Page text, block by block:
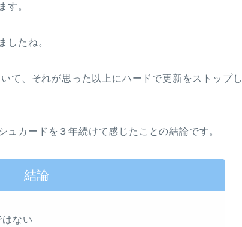
す。
したね。
て、それが思った以上にハードで更新をストップし
ュカードを３年続けて感じたことの結論です。
結論
ない